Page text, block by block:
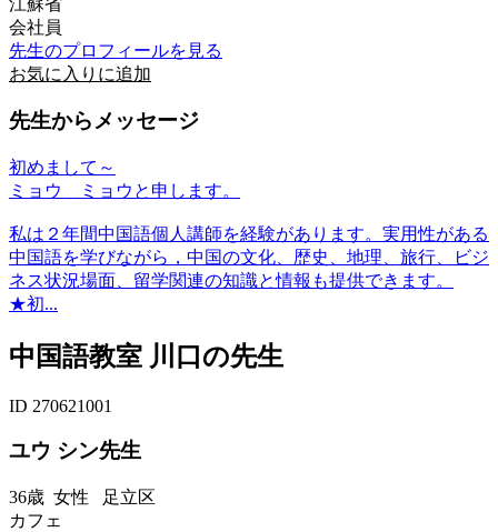
会社員
先生のプロフィールを見る
お気に入りに追加
先生からメッセージ
初めまして～
ミョウ ミョウと申します。
私は２年間中国語個人講師を経験があります。実用性がある
中国語を学びながら，中国の文化、歴史、地理、旅行、ビジ
ネス状況場面、留学関連の知識と情報も提供できます。
★初...
中国語教室 川口の先生
ID 270621001
ユウ シン先生
36歳 女性 足立区
カフェ